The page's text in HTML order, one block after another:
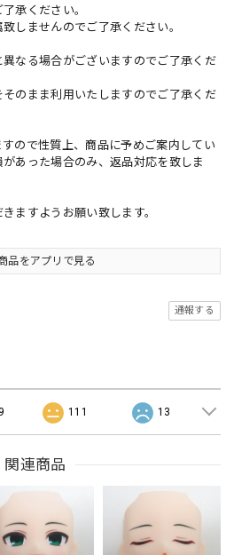
承ください。
しませんのでご了承ください。
なる場合がございますのでご了承くだ
のまま利用いたしますのでご了承くだ
ので性質上、商品に予めご案内してい
あった場合のみ、返品対応を致しま
ますようお願い致します。
品をアプリで見る
通報する
111 13
関連商品